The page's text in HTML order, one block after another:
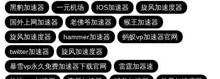
黑豹加速器
一元机场 IOS加速器
旋风加速度器
国外上网加速器
老佛爷加速器
猴王加速器
旋风加速度器
hammer加速器
蚂蚁vp加速器官网
twitter加速器
旋风加速度器
暴雪vp永久免费加速器下载官网
雷霆加器速